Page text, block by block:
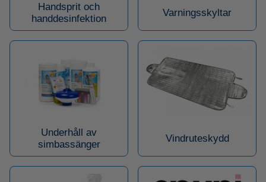
Handsprit och
handdesinfektion
Varningsskyltar
Underhåll av
simbassänger
Vindruteskydd